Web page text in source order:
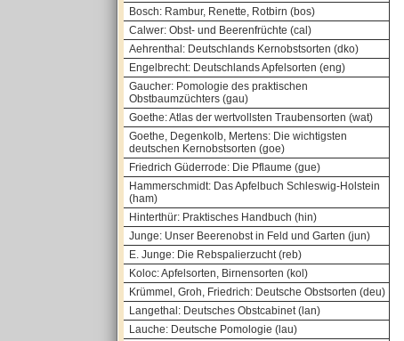
Bosch: Rambur, Renette, Rotbirn (bos)
Calwer: Obst- und Beerenfrüchte (cal)
Aehrenthal: Deutschlands Kernobstsorten (dko)
Engelbrecht: Deutschlands Apfelsorten (eng)
Gaucher: Pomologie des praktischen
Obstbaumzüchters (gau)
Goethe: Atlas der wertvollsten Traubensorten (wat)
Goethe, Degenkolb, Mertens: Die wichtigsten
deutschen Kernobstsorten (goe)
Friedrich Güderrode: Die Pflaume (gue)
Hammerschmidt: Das Apfelbuch Schleswig-Holstein
(ham)
Hinterthür: Praktisches Handbuch (hin)
Junge: Unser Beerenobst in Feld und Garten (jun)
E. Junge: Die Rebspalierzucht (reb)
Koloc: Apfelsorten, Birnensorten (kol)
Krümmel, Groh, Friedrich: Deutsche Obstsorten (deu)
Langethal: Deutsches Obstcabinet (lan)
Lauche: Deutsche Pomologie (lau)